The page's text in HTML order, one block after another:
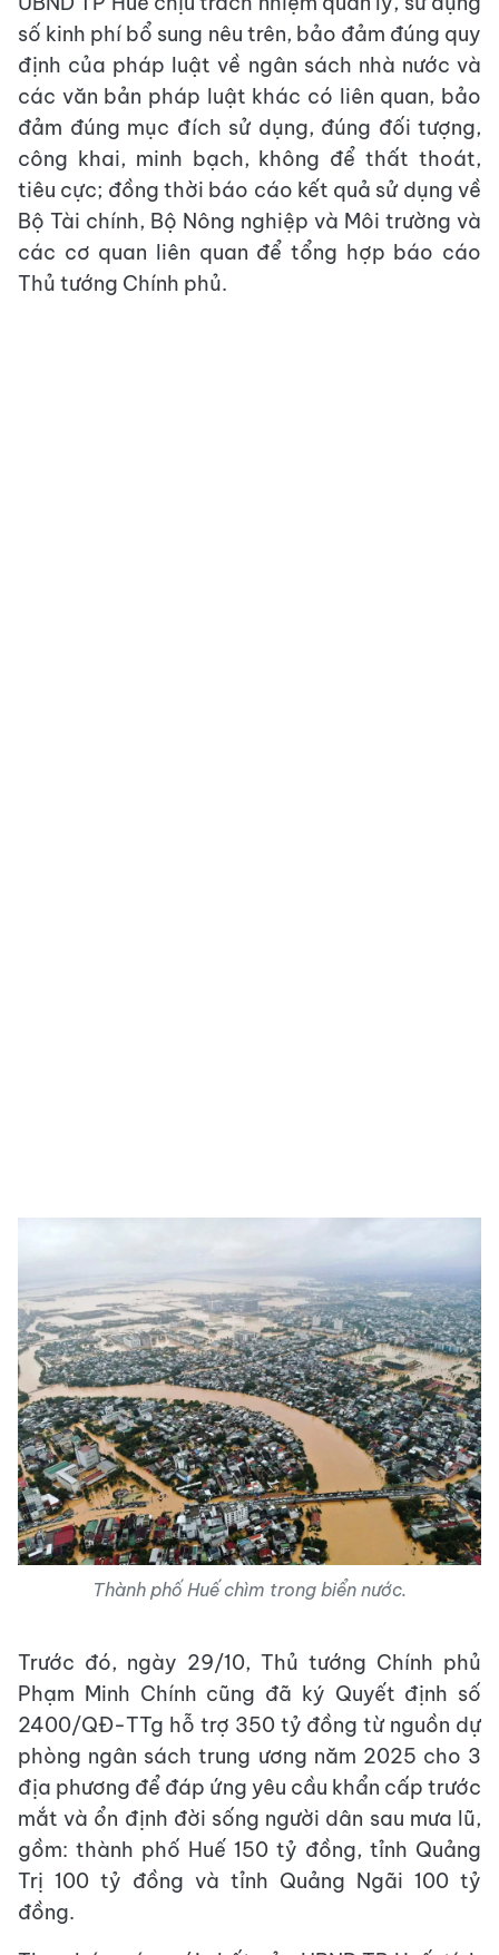
số kinh phí bổ sung nêu trên, bảo đảm đúng quy
định của pháp luật về ngân sách nhà nước và
các văn bản pháp luật khác có liên quan, bảo
đảm đúng mục đích sử dụng, đúng đối tượng,
công khai, minh bạch, không để thất thoát,
tiêu cực; đồng thời báo cáo kết quả sử dụng về
Bộ Tài chính, Bộ Nông nghiệp và Môi trường và
các cơ quan liên quan để tổng hợp báo cáo
Thủ tướng Chính phủ.
Thành phố Huế chìm trong biển nước.
Trước đó, ngày 29/10, Thủ tướng Chính phủ
Phạm Minh Chính cũng đã ký Quyết định số
2400/QĐ-TTg hỗ trợ 350 tỷ đồng từ nguồn dự
phòng ngân sách trung ương năm 2025 cho 3
địa phương để đáp ứng yêu cầu khẩn cấp trước
mắt và ổn định đời sống người dân sau mưa lũ,
gồm: thành phố Huế 150 tỷ đồng, tỉnh Quảng
Trị 100 tỷ đồng và tỉnh Quảng Ngãi 100 tỷ
đồng.